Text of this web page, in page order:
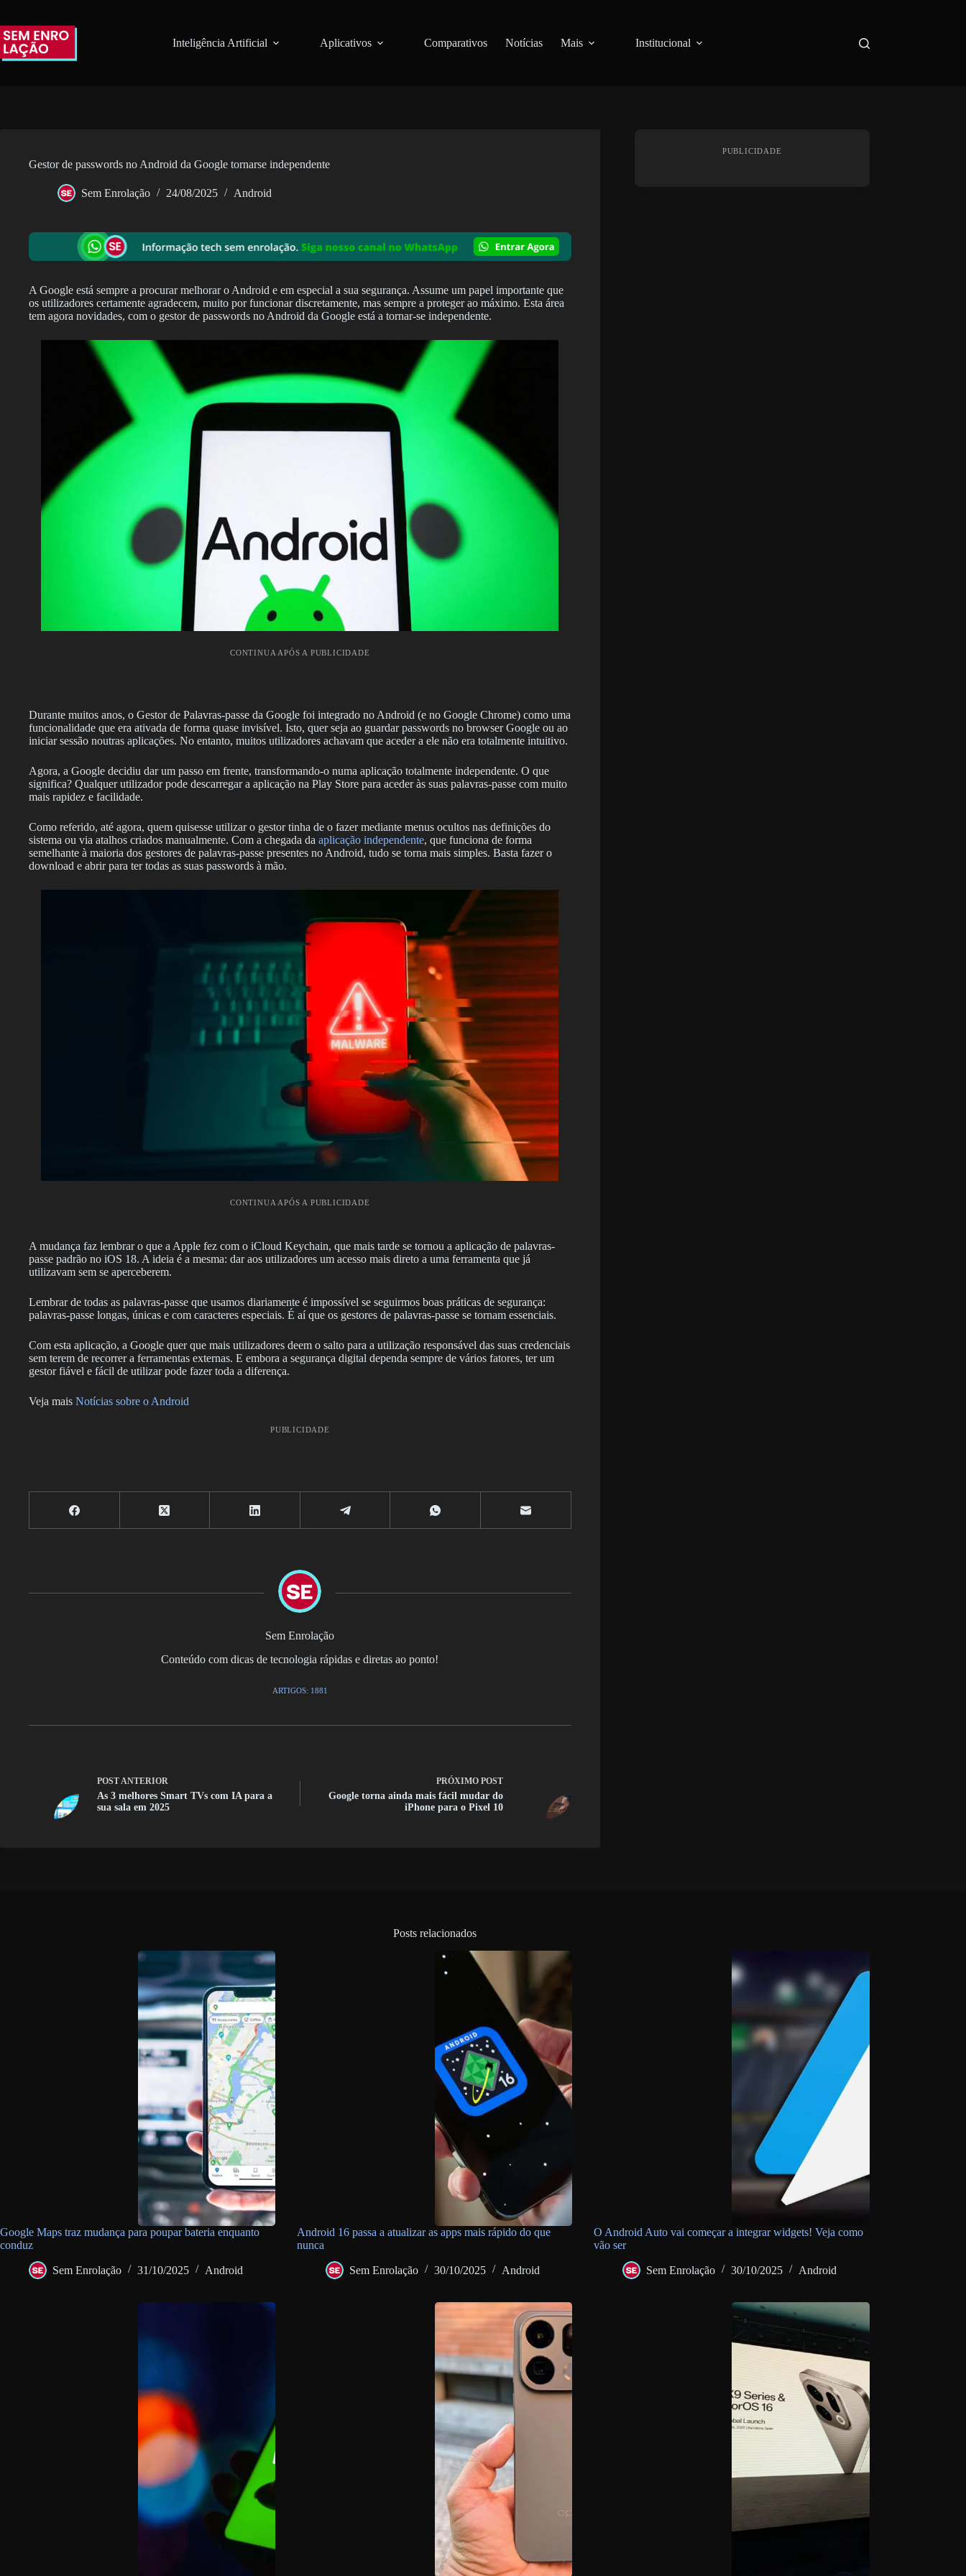
o
conteúdo
Inteligência Artificial Aplicativos Comparativos Notícias Mais Institucional
Gestor de passwords no Android da Google tornarse independente
Sem Enrolação 24/08/2025 Android
A Google está sempre a procurar melhorar o Android e em especial a sua segurança. Assume um papel importante que
os utilizadores certamente agradecem, muito por funcionar discretamente, mas sempre a proteger ao máximo. Esta área
tem agora novidades, com o gestor de passwords no Android da Google está a tornar-se independente.
CONTINUA APÓS A PUBLICIDADE
Durante muitos anos, o Gestor de Palavras-passe da Google foi integrado no Android (e no Google Chrome) como uma
funcionalidade que era ativada de forma quase invisível. Isto, quer seja ao guardar passwords no browser Google ou ao
iniciar sessão noutras aplicações. No entanto, muitos utilizadores achavam que aceder a ele não era totalmente intuitivo.
Agora, a Google decidiu dar um passo em frente, transformando-o numa aplicação totalmente independente. O que
significa? Qualquer utilizador pode descarregar a aplicação na Play Store para aceder às suas palavras-passe com muito
mais rapidez e facilidade.
Como referido, até agora, quem quisesse utilizar o gestor tinha de o fazer mediante menus ocultos nas definições do
sistema ou via atalhos criados manualmente. Com a chegada da aplicação independente, que funciona de forma
semelhante à maioria dos gestores de palavras-passe presentes no Android, tudo se torna mais simples. Basta fazer o
download e abrir para ter todas as suas passwords à mão.
CONTINUA APÓS A PUBLICIDADE
A mudança faz lembrar o que a Apple fez com o iCloud Keychain, que mais tarde se tornou a aplicação de palavras-
passe padrão no iOS 18. A ideia é a mesma: dar aos utilizadores um acesso mais direto a uma ferramenta que já
utilizavam sem se aperceberem.
Lembrar de todas as palavras-passe que usamos diariamente é impossível se seguirmos boas práticas de segurança:
palavras-passe longas, únicas e com caracteres especiais. É aí que os gestores de palavras-passe se tornam essenciais.
Com esta aplicação, a Google quer que mais utilizadores deem o salto para a utilização responsável das suas credenciais
sem terem de recorrer a ferramentas externas. E embora a segurança digital dependa sempre de vários fatores, ter um
gestor fiável e fácil de utilizar pode fazer toda a diferença.
Veja mais Notícias sobre o Android
PUBLICIDADE
Sem Enrolação
Conteúdo com dicas de tecnologia rápidas e diretas ao ponto!
ARTIGOS: 1881
POSTANTERIOR
As 3 melhores Smart TVs com IA para a
sua sala em 2025
PRÓXIMO POST
Google torna ainda mais fácil mudar do
iPhone para o Pixel 10
PUBLICIDADE
Posts relacionados
Google Maps traz mudança para poupar bateria enquanto
conduz
Sem Enrolação 31/10/2025 Android
Android 16 passa a atualizar as apps mais rápido do que
nunca
Sem Enrolação 30/10/2025 Android
O Android Auto vai começar a integrar widgets! Veja como
vão ser
Sem Enrolação 30/10/2025 Android